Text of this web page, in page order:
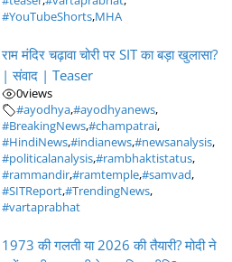
#YouTubeShorts,MHA
राम मंदिर चढ़ावा चोरी पर SIT का बड़ा खुलासा?
| संवाद | Teaser
0views
#ayodhya,#ayodhyanews,
#BreakingNews,#champatrai,
#HindiNews,#indianews,#newsanalysis,
#politicalanalysis,#rambhaktistatus,
#rammandir,#ramtemple,#samvad,
#SITReport,#TrendingNews,
#vartaprabhat
1973 की गलती या 2026 की तैयारी? मोदी ने